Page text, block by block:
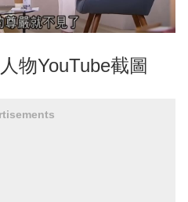
物YouTube截圖